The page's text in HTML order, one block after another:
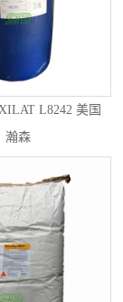
L8242 美国
瀚森